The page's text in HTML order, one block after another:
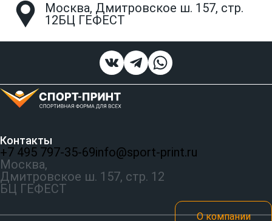
Москва, Дмитровское ш. 157, стр.
12БЦ ГЕФЕСТ
Контакты
+7 495 797‑35-69info@sport-print.ru
Москва,
Дмитровское ш. 157, стр. 12
БЦ ГЕФЕСТ
О компании